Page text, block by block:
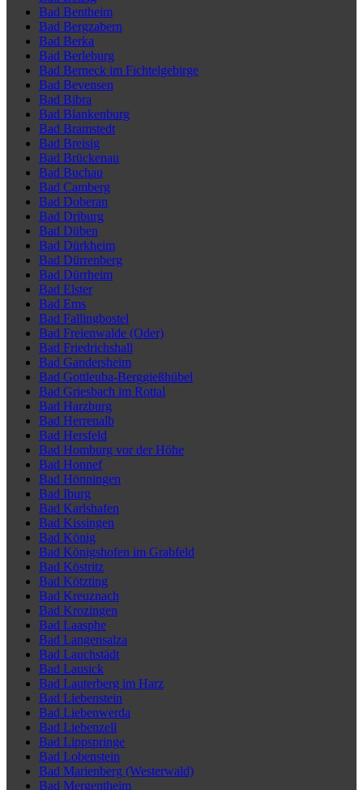
Bad Bentheim
Bad Bergzabern
Bad Berka
Bad Berleburg
Bad Berneck im Fichtelgebirge
Bad Bevensen
Bad Bibra
Bad Blankenburg
Bad Bramstedt
Bad Breisig
Bad Brückenau
Bad Buchau
Bad Camberg
Bad Doberan
Bad Driburg
Bad Düben
Bad Dürkheim
Bad Dürrenberg
Bad Dürrheim
Bad Elster
Bad Ems
Bad Fallingbostel
Bad Freienwalde (Oder)
Bad Friedrichshall
Bad Gandersheim
Bad Gottleuba-Berggießhübel
Bad Griesbach im Rottal
Bad Harzburg
Bad Herrenalb
Bad Hersfeld
Bad Homburg vor der Höhe
Bad Honnef
Bad Hönningen
Bad Iburg
Bad Karlshafen
Bad Kissingen
Bad König
Bad Königshofen im Grabfeld
Bad Köstritz
Bad Kötzting
Bad Kreuznach
Bad Krozingen
Bad Laasphe
Bad Langensalza
Bad Lauchstädt
Bad Lausick
Bad Lauterberg im Harz
Bad Liebenstein
Bad Liebenwerda
Bad Liebenzell
Bad Lippspringe
Bad Lobenstein
Bad Marienberg (Westerwald)
Bad Mergentheim